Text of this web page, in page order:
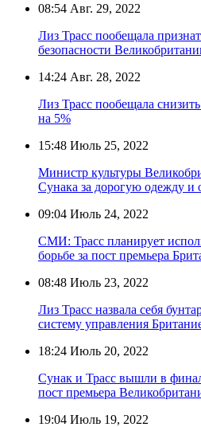
08:54 Авг. 29, 2022
Лиз Трасс пообещала
безопасности
14:24 Авг. 28, 2022
Лиз Трасс пообещала
на 5%
15:48 Июль 25, 2022
Министр культуры
Сунака за дорогую одежду и
09:04 Июль 24, 2022
СМИ: Трасс планирует
борьбе за пост премьера
08:48 Июль 23, 2022
Лиз Трасс назвала себя
систему управления
18:24 Июль 20, 2022
Сунак и Трасс вышли в
пост премьера
19:04 Июль 19, 2022